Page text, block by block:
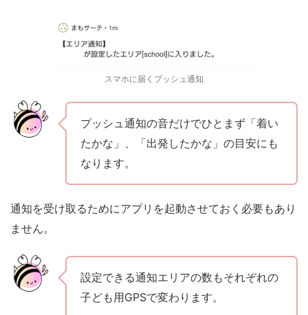
スマホに届くプッシュ通知
プッシュ通知の音だけでひとまず「着い
たかな」、「出発したかな」の目安にも
なります。
通知を受け取るためにアプリを起動させておく必要もあり
ません。
設定できる通知エリアの数もそれぞれの
子ども用GPSで変わります。